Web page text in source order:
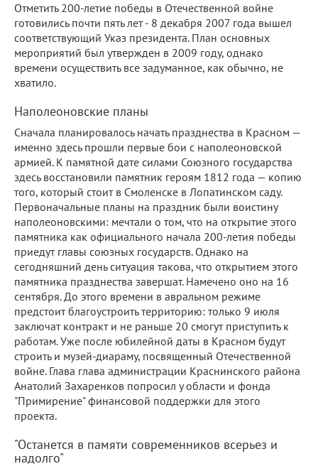
Отметить 200-летие победы в Отечественной войне
готовились почти пять лет - 8 декабря 2007 года вышел
соответствующий Указ президента. План основных
мероприятий был утвержден в 2009 году, однако
времени осуществить все задуманное, как обычно, не
хватило.
Наполеоновские планы
Сначала планировалось начать празднества в Красном —
именно здесь прошли первые бои с наполеоновской
армией. К памятной дате силами Союзного государства
здесь восстановили памятник героям 1812 года — копию
того, который стоит в Смоленске в Лопатинском саду.
Первоначальные планы на праздник были воистину
наполеоновскими: мечтали о том, что на открытие этого
памятника как официального начала 200-летия победы
приедут главы союзных государств. Однако на
сегодняшний день ситуация такова, что открытием этого
памятника празднества завершат. Намечено оно на 16
сентября. До этого времени в авральном режиме
предстоит благоустроить территорию: только 9 июля
заключат контракт и не раньше 20 смогут приступить к
работам. Уже после юбилейной даты в Красном будут
строить и музей-диараму, посвященный Отечественной
войне. Глава глава администрации Краснинского района
Анатолий Захаренков попросил у области и фонда
"Примирение" финансовой поддержки для этого
проекта.
"Останется в памяти современников всерьез и
надолго"